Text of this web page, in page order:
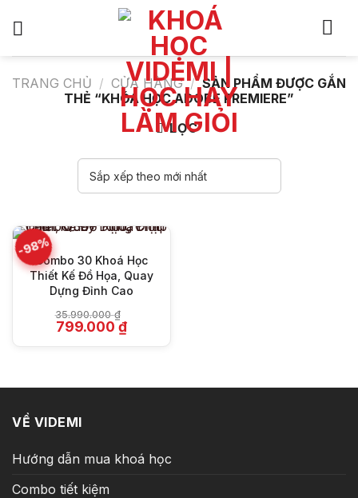
TRANG CHỦ / CỬA HÀNG / SẢN PHẨM ĐƯỢC GẮN
THẺ “KHÓA HỌC ADOBE PREMIERE”
LỌC
-98%
Combo 30 Khoá Học
Thiết Kế Đồ Họa, Quay
Dựng Đỉnh Cao
35.990.000₫
Giá
gốc
799.000 ₫Giá
VỀ VIDEMI
Hướng dẫn mua khoá học
Combo tiết kiệm